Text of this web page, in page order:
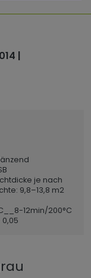
|
je nach
9,8–13,8 m2
12min/200°C